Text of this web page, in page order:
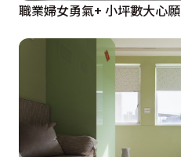
職業婦女勇氣+ 小坪數大心願